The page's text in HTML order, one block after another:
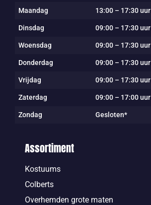
Maandag 13:00 – 17:30 uur
Dinsdag 09:00 – 17:30 uur
Woensdag 09:00 – 17:30 uur
Donderdag 09:00 – 17:30 uur
Vrijdag 09:00 – 17:30 uur
Zaterdag 09:00 – 17:00 uur
Zondag Gesloten*
Assortiment
Kostuums
Colberts
Overhemden grote maten